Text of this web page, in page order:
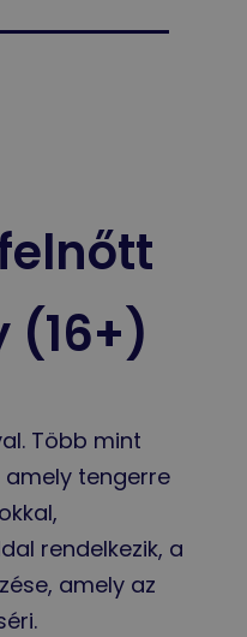
(16+)
Több mint
tengerre
rendelkezik, a
amely az